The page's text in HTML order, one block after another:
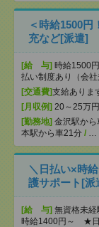
＜時給1500
充など[派遣]
[給 与] 時給1500
払い制度あり（会社
[交通費]支給ありま
[月収例] 20～25万円
[勤務地] 金沢駅か
本駅から車21分 /
＼日払い×時
護サポート[派
[給 与] 無資格未
時給1400円～ ★日